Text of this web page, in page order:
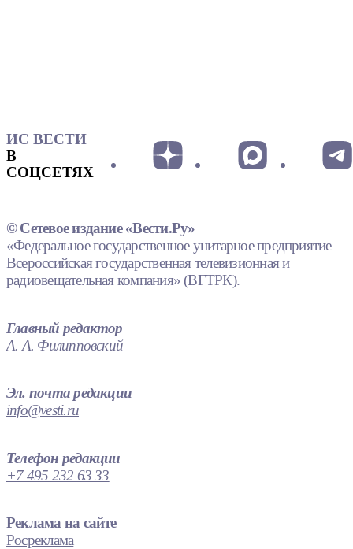
ИС ВЕСТИ
В
СОЦСЕТЯХ
© Сетевое издание «Вести.Ру»
«Федеральное государственное унитарное предприятие
Всероссийская государственная телевизионная и
радиовещательная компания» (ВГТРК).
Главный редактор
А. А. Филипповский
Эл. почта редакции
info@vesti.ru
Телефон редакции
+7 495 232 63 33
Реклама на сайте
Росреклама